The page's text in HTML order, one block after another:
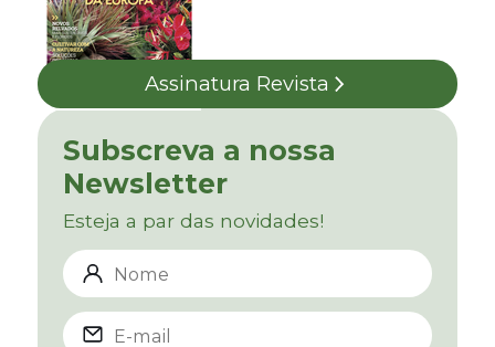
Assinatura Revista
Subscreva a nossa
Newsletter
Esteja a par das novidades!